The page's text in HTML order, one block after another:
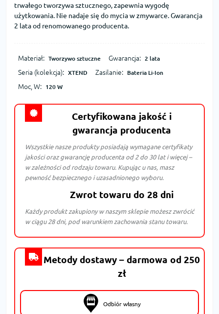
trwałego tworzywa sztucznego, zapewnia wygodę
użytkowania. Nie nadaje się do mycia w zmywarce. Gwarancja
2 lata od renomowanego producenta.
Materiał: Tworzywo sztuczne Gwarancja: 2 lata
Seria (kolekcja): XTEND Zasilanie: Bateria Li-Ion
Moc, W: 120 W
Certyfikowana jakość i
gwarancja producenta
Wszystkie nasze produkty posiadają wymagane certyfikaty
jakości oraz gwarancję producenta od 2 do 30 lat i więcej –
w zależności od rodzaju towaru. Kupując u nas, masz
pewność bezpiecznego i uzasadnionego wyboru.
Zwrot towaru do 28 dni
Każdy produkt zakupiony w naszym sklepie możesz zwrócić
w ciągu 28 dni, pod warunkiem zachowania stanu towaru.
Metody dostawy – darmowa od 250
zł
Odbiór własny